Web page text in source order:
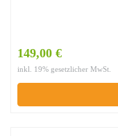
149,00 €
inkl. 19% gesetzlicher MwSt.